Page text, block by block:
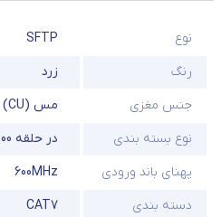
نوع
SFTP
رنگ
زرد
جنس مغزی
مس (CU)
نوع بسته بندی
در حلقه 500 متری ارائه می‌شود
پهنای باند ورودی
600MHz
دسته بندی
CAT7